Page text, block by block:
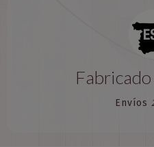
Fabricado
Envíos